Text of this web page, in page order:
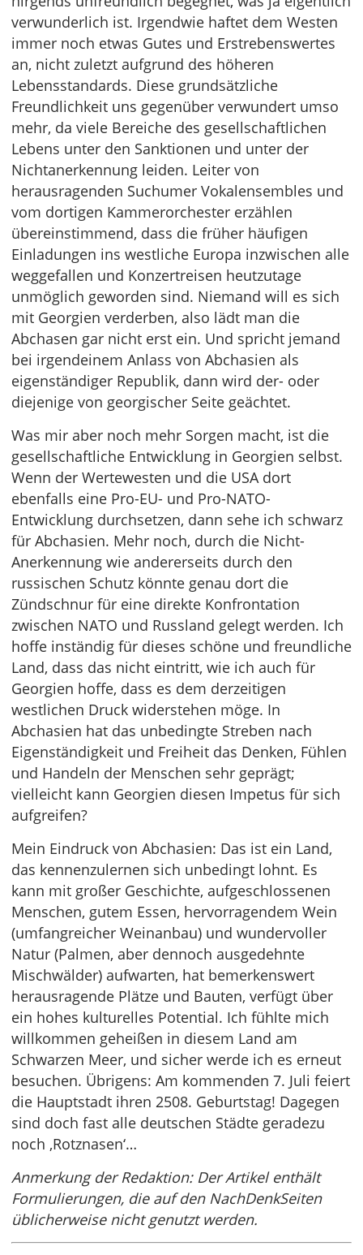
verwunderlich ist. Irgendwie haftet dem Westen
immer noch etwas Gutes und Erstrebenswertes
an, nicht zuletzt aufgrund des höheren
Lebensstandards. Diese grundsätzliche
Freundlichkeit uns gegenüber verwundert umso
mehr, da viele Bereiche des gesellschaftlichen
Lebens unter den Sanktionen und unter der
Nichtanerkennung leiden. Leiter von
herausragenden Suchumer Vokalensembles und
vom dortigen Kammerorchester erzählen
übereinstimmend, dass die früher häufigen
Einladungen ins westliche Europa inzwischen alle
weggefallen und Konzertreisen heutzutage
unmöglich geworden sind. Niemand will es sich
mit Georgien verderben, also lädt man die
Abchasen gar nicht erst ein. Und spricht jemand
bei irgendeinem Anlass von Abchasien als
eigenständiger Republik, dann wird der- oder
diejenige von georgischer Seite geächtet.
Was mir aber noch mehr Sorgen macht, ist die
gesellschaftliche Entwicklung in Georgien selbst.
Wenn der Wertewesten und die USA dort
ebenfalls eine Pro-EU- und Pro-NATO-
Entwicklung durchsetzen, dann sehe ich schwarz
für Abchasien. Mehr noch, durch die Nicht-
Anerkennung wie andererseits durch den
russischen Schutz könnte genau dort die
Zündschnur für eine direkte Konfrontation
zwischen NATO und Russland gelegt werden. Ich
hoffe inständig für dieses schöne und freundliche
Land, dass das nicht eintritt, wie ich auch für
Georgien hoffe, dass es dem derzeitigen
westlichen Druck widerstehen möge. In
Abchasien hat das unbedingte Streben nach
Eigenständigkeit und Freiheit das Denken, Fühlen
und Handeln der Menschen sehr geprägt;
vielleicht kann Georgien diesen Impetus für sich
aufgreifen?
Mein Eindruck von Abchasien: Das ist ein Land,
das kennenzulernen sich unbedingt lohnt. Es
kann mit großer Geschichte, aufgeschlossenen
Menschen, gutem Essen, hervorragendem Wein
(umfangreicher Weinanbau) und wundervoller
Natur (Palmen, aber dennoch ausgedehnte
Mischwälder) aufwarten, hat bemerkenswert
herausragende Plätze und Bauten, verfügt über
ein hohes kulturelles Potential. Ich fühlte mich
willkommen geheißen in diesem Land am
Schwarzen Meer, und sicher werde ich es erneut
besuchen. Übrigens: Am kommenden 7. Juli feiert
die Hauptstadt ihren 2508. Geburtstag! Dagegen
sind doch fast alle deutschen Städte geradezu
noch ‚Rotznasen‘…
Anmerkung der Redaktion: Der Artikel enthält
Formulierungen, die auf den NachDenkSeiten
üblicherweise nicht genutzt werden.